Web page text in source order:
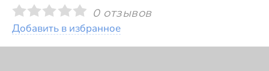
0 отзывов
Добавить в избранное